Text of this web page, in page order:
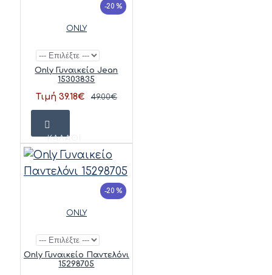
-20 %
ONLY
Only Γυναικείο Jean
15303835
Τιμή 39.18€ 49.00€
ΚΑΛΆΘΙ
-20 %
ONLY
Only Γυναικείο Παντελόνι
15298705